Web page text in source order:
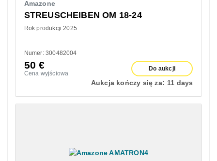
Amazone
STREUSCHEIBEN OM 18-24
Rok produkcji 2025
Numer: 300482004
50€
Cena wyjściowa
Do aukcji
Aukcja kończy się za: 11 days